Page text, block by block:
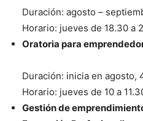
Duración: agosto –
Horario: jueves de 18.30 a
Oratoria para
Duración: inicia en agosto,
Horario: jueves de 10 a
Gestión de